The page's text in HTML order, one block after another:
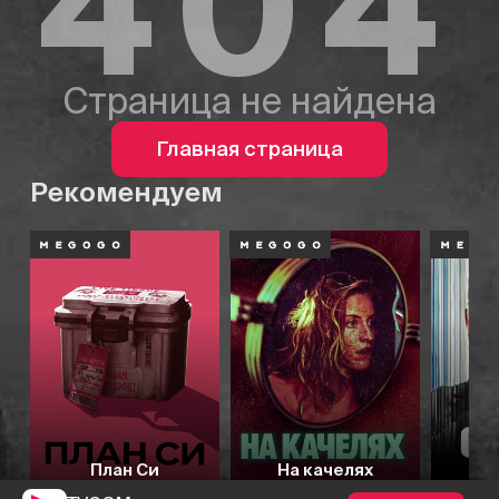
Страница не найдена
Главная страница
Рекомендуем
План Си На качелях